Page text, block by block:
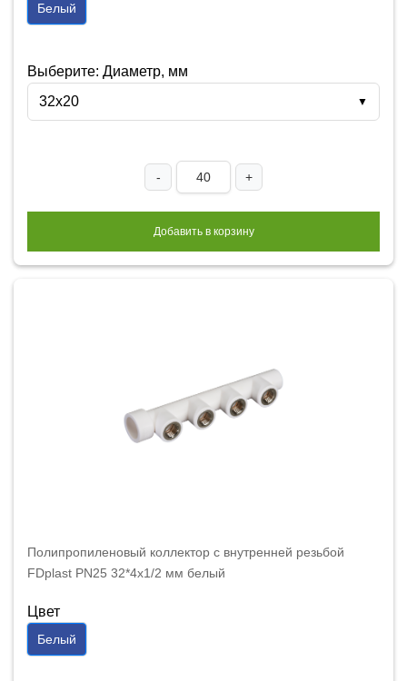
Белый
Выберите: Диаметр, мм
32х20
▼
- +
Добавить в корзину
Полипропиленовый коллектор с внутренней резьбой
FDplast PN25 32*4х1/2 мм белый
Цвет
Белый